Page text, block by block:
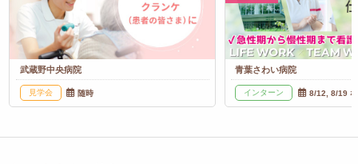
武蔵野中央病院
見学会 随時
青葉さわい病院
インターン 8/12, 8/19